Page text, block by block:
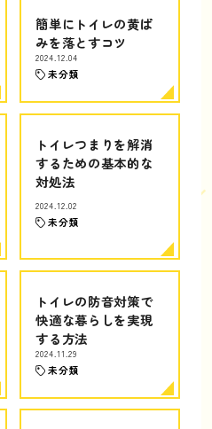
簡単にトイレの黄ば
みを落とすコツ
2024.12.04
未分類
トイレつまりを解消
するための基本的な
対処法
2024.12.02
未分類
トイレの防音対策で
快適な暮らしを実現
する方法
2024.11.29
未分類